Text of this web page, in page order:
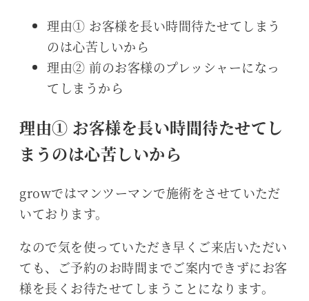
理由① お客様を長い時間待たせてしまう
のは心苦しいから
理由② 前のお客様のプレッシャーになっ
てしまうから
理由① お客様を長い時間待たせてし
まうのは心苦しいから
growではマンツーマンで施術をさせていただ
いております。
なので気を使っていただき早くご来店いただい
ても、ご予約のお時間までご案内できずにお客
様を長くお待たせてしまうことになります。